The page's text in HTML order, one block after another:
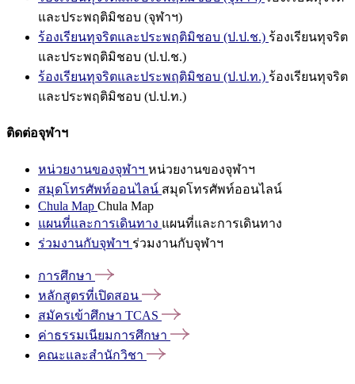
และประพฤติมิชอบ (จุฬาฯ)
ร้องเรียนทุจริตและประพฤติมิชอบ (ป.ป.ช.) ร้องเรียนทุจริต
และประพฤติมิชอบ (ป.ป.ช.)
ร้องเรียนทุจริตและประพฤติมิชอบ (ป.ป.ท.) ร้องเรียนทุจริต
และประพฤติมิชอบ (ป.ป.ท.)
ติดต่อจุฬาฯ
หน่วยงานของจุฬาฯ หน่วยงานของจุฬาฯ
สมุดโทรศัพท์ออนไลน์ สมุดโทรศัพท์ออนไลน์
Chula Map Chula Map
แผนที่และการเดินทาง แผนที่และการเดินทาง
ร่วมงานกับจุฬาฯ ร่วมงานกับจุฬาฯ
การศึกษา
หลักสูตรที่เปิดสอน
สมัครเข้าศึกษา TCAS
ค่าธรรมเนียมการศึกษา
คณะและสำนักวิชา